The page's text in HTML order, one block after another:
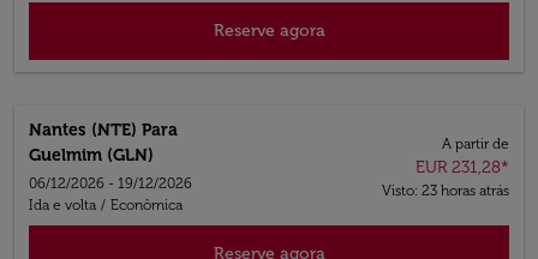
Reserve agora
Nantes (NTE) Para
Guelmim (GLN)
06/12/2026 - 19/12/2026
Ida e volta / Econômica
A partir de
EUR 231,28*
Visto: 23 horas atrás
Reserve agora